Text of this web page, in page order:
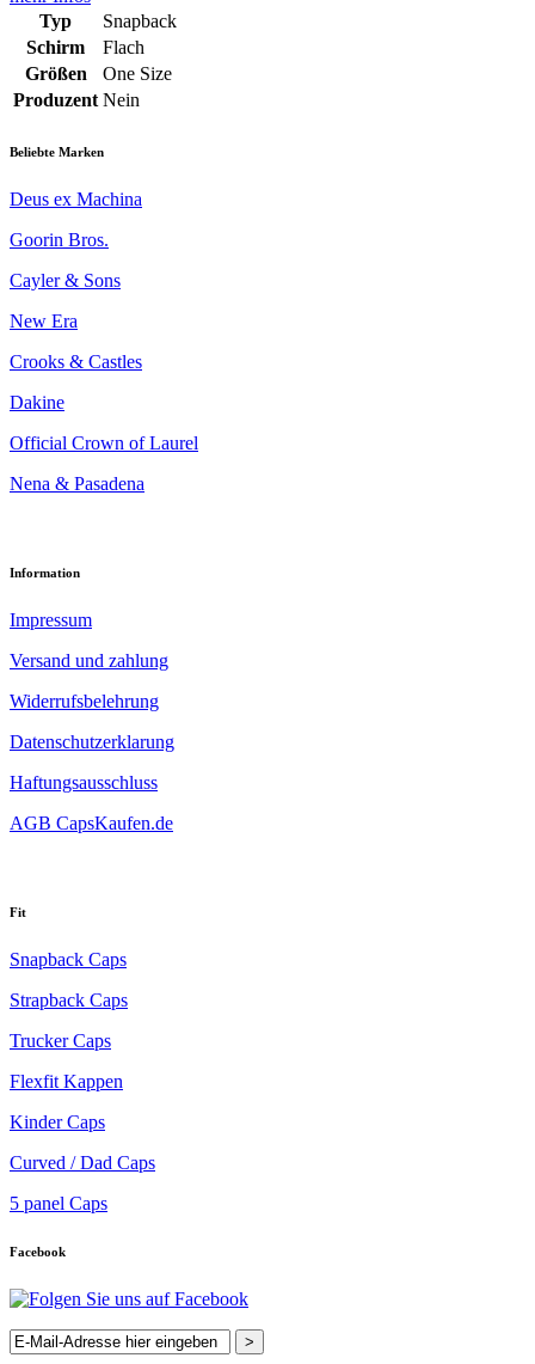
Typ
Snapback
Schirm
Flach
Größen
One Size
Produzent Nein
Beliebte Marken
Deus ex Machina
Goorin Bros.
Cayler & Sons
New Era
Crooks & Castles
Dakine
Official Crown of Laurel
Nena & Pasadena
Information
Impressum
Versand und zahlung
Widerrufsbelehrung
Datenschutzerklarung
Haftungsausschluss
AGB CapsKaufen.de
Fit
Snapback Caps
Strapback Caps
Trucker Caps
Flexfit Kappen
Kinder Caps
Curved / Dad Caps
5 panel Caps
Facebook
>